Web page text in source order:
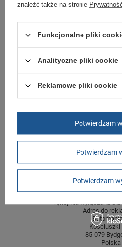
Symbol
Materiał zewnętrzny
Zapięcie
Długość towaru w
Szerokość towaru w
Więcej
Wysokość towaru w
centymetrach
Więcej
Czas na reklamację z
2 lata
rękojmia wyłączona
Adres do
Kościuszki
85-079
Polska
znaleźć także na stronie
Funkcjonalne pliki
Analityczne pliki cookie
Reklamowe pliki cookie
Potwierdzam
Potwierdzam
Potwierdzam